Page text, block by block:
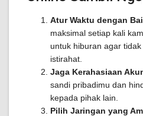
Atur Waktu dengan
maksimal setiap kali
untuk hiburan agar
istirahat.
Jaga Kerahasiaan
sandi pribadimu dan
kepada pihak lain.
Pilih Jaringan yang